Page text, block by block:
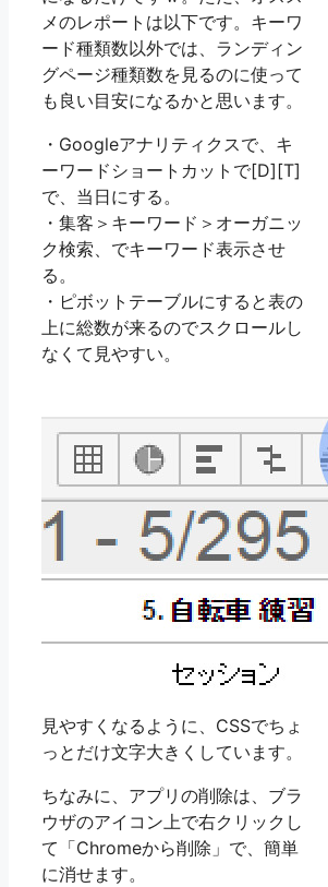
メのレポートは以下です。キーワ
ード種類数以外では、ランディン
グページ種類数を見るのに使って
も良い目安になるかと思います。
・Googleアナリティクスで、キ
ーワードショートカットで[D][T]
で、当日にする。
・集客＞キーワード＞オーガニッ
ク検索、でキーワード表示させ
る。
・ピボットテーブルにすると表の
上に総数が来るのでスクロールし
なくて見やすい。
見やすくなるように、CSSでちょ
っとだけ文字大きくしています。
ちなみに、アプリの削除は、ブラ
ウザのアイコン上で右クリックし
て「Chromeから削除」で、簡単
に消せます。